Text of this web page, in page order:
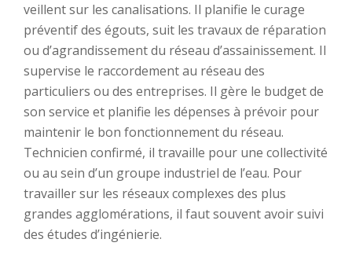
veillent sur les canalisations. Il planifie le curage
préventif des égouts, suit les travaux de réparation
ou d’agrandissement du réseau d’assainissement. Il
supervise le raccordement au réseau des
particuliers ou des entreprises. Il gère le budget de
son service et planifie les dépenses à prévoir pour
maintenir le bon fonctionnement du réseau.
Technicien confirmé, il travaille pour une collectivité
ou au sein d’un groupe industriel de l’eau. Pour
travailler sur les réseaux complexes des plus
grandes agglomérations, il faut souvent avoir suivi
des études d’ingénierie.